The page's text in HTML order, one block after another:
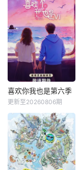
喜欢你我也是第六季
更新至20260806期